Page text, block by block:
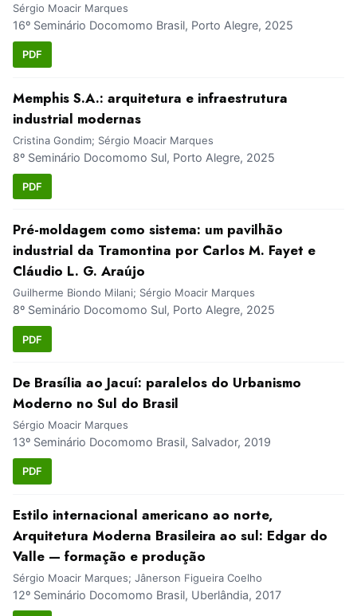
Sérgio Moacir Marques
16º Seminário Docomomo Brasil, Porto Alegre, 2025
PDF
Memphis S.A.: arquitetura e infraestrutura
industrial modernas
Cristina Gondim; Sérgio Moacir Marques
8º Seminário Docomomo Sul, Porto Alegre, 2025
PDF
Pré-moldagem como sistema: um pavilhão
industrial da Tramontina por Carlos M. Fayet e
Cláudio L. G. Araújo
Guilherme Biondo Milani; Sérgio Moacir Marques
8º Seminário Docomomo Sul, Porto Alegre, 2025
PDF
De Brasília ao Jacuí: paralelos do Urbanismo
Moderno no Sul do Brasil
Sérgio Moacir Marques
13º Seminário Docomomo Brasil, Salvador, 2019
PDF
Estilo internacional americano ao norte,
Arquitetura Moderna Brasileira ao sul: Edgar do
Valle — formação e produção
Sérgio Moacir Marques; Jânerson Figueira Coelho
12º Seminário Docomomo Brasil, Uberlândia, 2017